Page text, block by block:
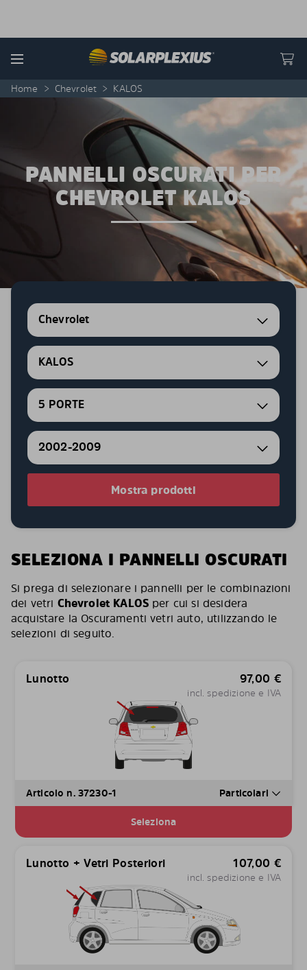
Menu
Home > Chevrolet > KALOS
PANNELLI OSCURATI PER
CHEVROLET KALOS
Chevrolet
KALOS
5 PORTE
2002-2009
Mostra prodotti
SELEZIONA I PANNELLI OSCURATI
Si prega di selezionare i pannelli per le combinazioni
dei vetri Chevrolet KALOS per cui si desidera
acquistare la Oscuramenti vetri auto, utilizzando le
selezioni di seguito.
Lunotto 97,00 €
incl. spedizione e IVA
Articolo n. 37230-1 Particolari
Seleziona
Lunotto + Vetri Posteriori 107,00 €
incl. spedizione e IVA